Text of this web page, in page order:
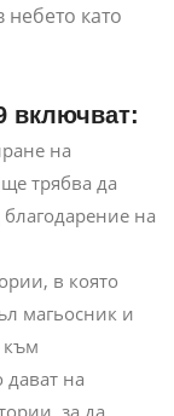
небето като
включват:
на
трябва да
на
в която
магьосник и
към
дават на
за да